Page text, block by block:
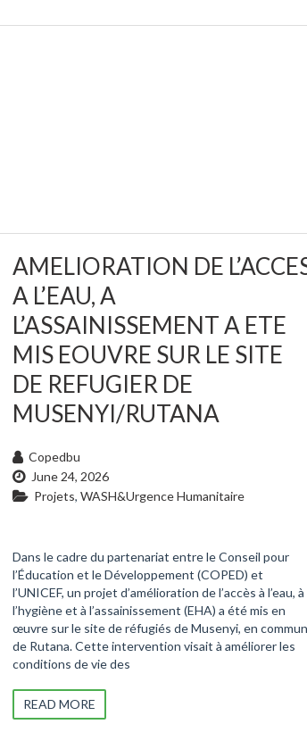
AMELIORATION DE
A L’EAU, A
L’ASSAINISSEMENT A ETE
MIS EOUVRE SUR LE SITE
DE REFUGIER DE
MUSENYI/RUTANA
Copedbu
June 24, 2026
Projets, WASH&Urgence Humanitaire
Dans le cadre du partenariat entre le Conseil pour
l’Éducation et le Développement (COPED) et
l’UNICEF, un projet d’amélioration de l’accès à l’eau, à
l’hygiène et à l’assainissement (EHA) a été mis en
œuvre sur le site de réfugiés de Musenyi, en
de Rutana. Cette intervention visait à améliorer les
conditions de vie des
READ MORE